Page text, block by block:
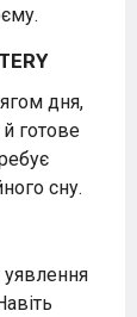
дня,
готове
сну.
уявлення